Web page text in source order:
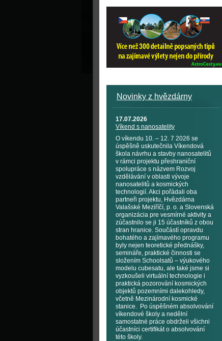
Novinky z hvězdárny
17.07.2026
Víkend s nanosatelity
O víkendu 10. – 12. 7 2026 se
úspěšně uskutečnila Víkendová
škola návrhu a stavby nanosatelitů
v rámci projektu přeshraniční
spolupráce s názvem Rozvoj
vzdělávání v oblasti vývoje
nanosatelitů a kosmických
technologií. Akci pořádali oba
partneři projektu, Hvězdárna
Valašské Meziříčí, p. o. a Slovenská
organizácia pre vesmírné aktivity a
zúčastnilo se ji 15 účastníků z obou
stran hranice. Součástí opravdu
bohatého a zajímavého programu
byly nejen teoretické přednášky,
semináře, praktické činnosti se
složením Schoolsatů – výukového
modelu cubesatu, ale také jsme si
vyzkoušeli virtuální technologie i
praktická pozorování kosmických
objektů pozemními dalekohledy,
včetně Mezinárodní kosmické
stanice. Po úspěšném absolvování
víkendové školy a nedělní
samostatné práce obdrželi všichni
účastníci certifikát o absolvování
této školy.